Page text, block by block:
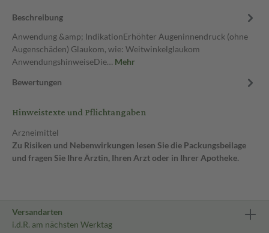
Beschreibung
Anwendung &amp; IndikationErhöhter Augeninnendruck (ohne
Augenschäden) Glaukom, wie: Weitwinkelglaukom
AnwendungshinweiseDie… Mehr
Bewertungen
Hinweistexte und Pflichtangaben
Arzneimittel
Zu Risiken und Nebenwirkungen lesen Sie die Packungsbeilage
und fragen Sie Ihre Ärztin, Ihren Arzt oder in Ihrer Apotheke.
Versandarten
i.d.R. am nächsten Werktag